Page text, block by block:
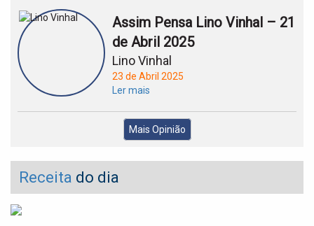
Assim Pensa Lino Vinhal – 21
de Abril 2025
Lino Vinhal
23 de Abril 2025
Ler mais
Mais Opinião
Receita do dia